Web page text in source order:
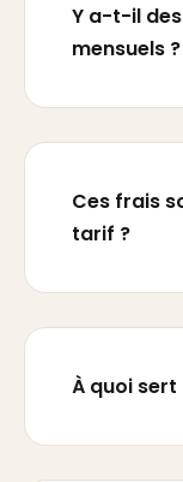
Y a-t-il
mensuels ?
Ces frais
tarif ?
À quoi